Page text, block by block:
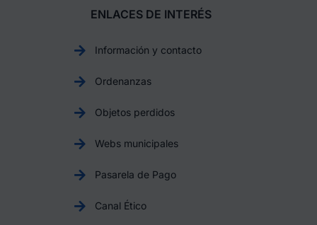
ENLACES DE INTERÉS
Información y contacto
Ordenanzas
Objetos perdidos
Webs municipales
Pasarela de Pago
Canal Ético